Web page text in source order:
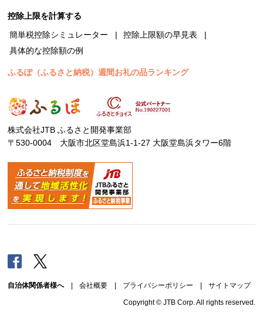
控除上限を計算する
簡単税控除シミュレーター
控除上限額の早見表
具体的な控除額の例
ふるぽ（ふるさと納税）週間お礼の品ランキング
株式会社JTB ふるさと開発事業部
〒530-0004 大阪市北区堂島浜1-1-27 大阪堂島浜タワー6階
Facebook
自治体関係者様へ| 会社概要 プライバシーポリシー サイトマップ
Copyright © JTB Corp. All rights reserved.